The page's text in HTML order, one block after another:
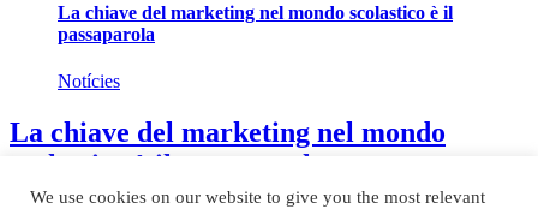
La chiave del marketing nel mondo scolastico è il
passaparola
Notícies
La chiave del marketing nel mondo
scolastico è il passaparola
We use cookies on our website to give you the most relevant